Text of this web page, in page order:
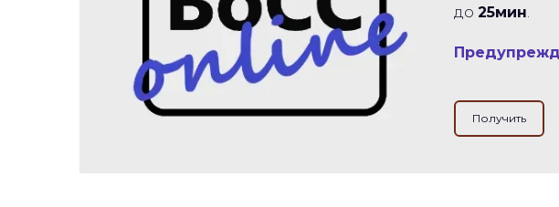
до 25мин
Получить